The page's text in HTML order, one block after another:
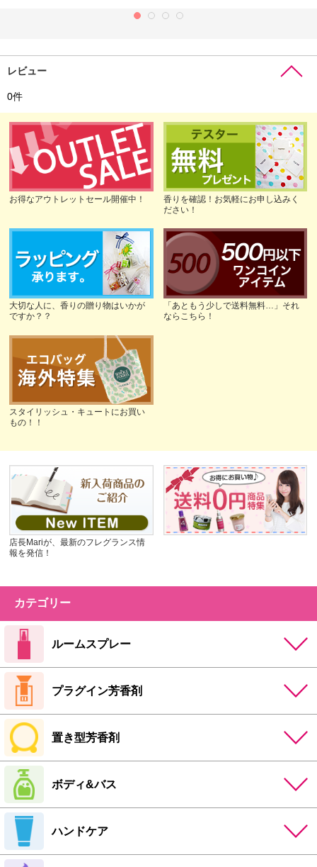
レビュー
0件
お得なアウトレットセール開催中！
香りを確認！お気軽にお申し込みく
ださい！
大切な人に、香りの贈り物はいかが
ですか？？
「あともう少しで送料無料…」それ
ならこちら！
スタイリッシュ・キュートにお買い
もの！！
店長Mariが、最新のフレグランス情
報を発信！
カテゴリー
ルームスプレー
プラグイン芳香剤
置き型芳香剤
ボディ&バス
ハンドケア